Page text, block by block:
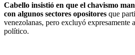
Cabello insistió en que el chavismo
con algunos sectores opositores que
venezolanas, pero excluyó expresamente
político.